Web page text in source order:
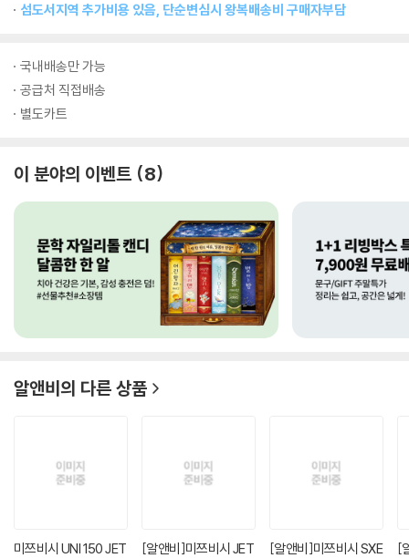
섬도서지역 추가비용 있음, 단순변심시 왕복배송비 구매자부담
국내배송만 가능
공급처 직접배송
별도카트
이 분야의 이벤트 8
알앤비의 다른 상품
미쯔비시 UNI 150 JET
[알앤비]미쯔비시 JET
[알앤비]미쯔비시 SXE
[